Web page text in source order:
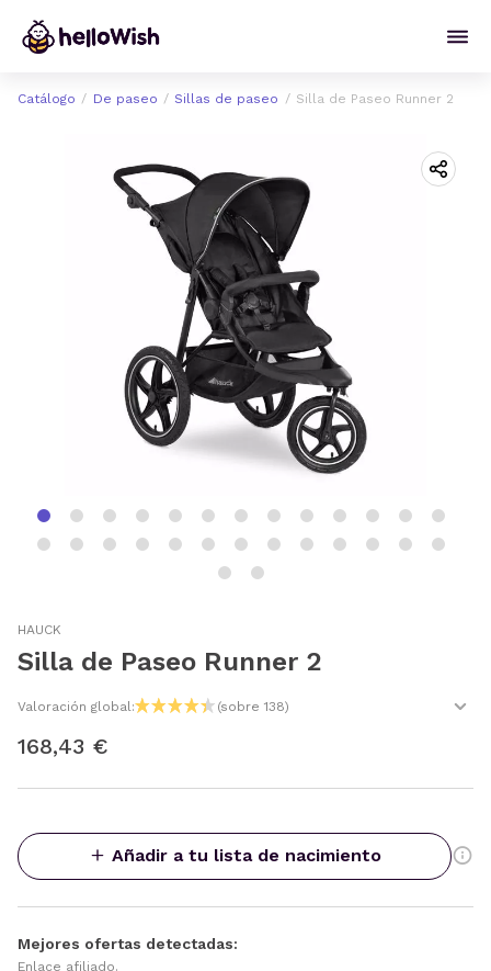
Catálogo De paseo Sillas de paseo Silla de Paseo Runner 2
HAUCK
Silla de Paseo Runner 2
Valoración global: (sobre 138)
168,43 €
Añadir a tu lista de nacimiento
Mejores ofertas detectadas:
Enlace afiliado.